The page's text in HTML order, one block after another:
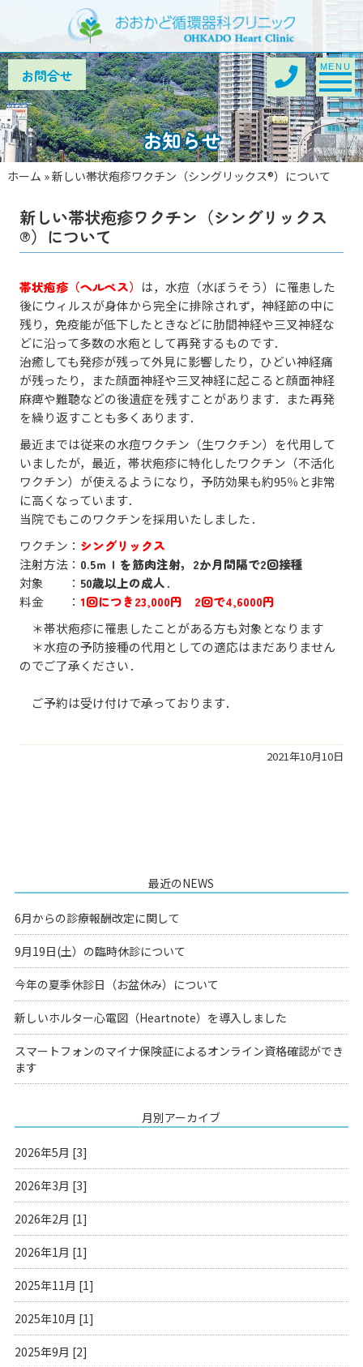
Toggle
MENU
お知らせ
ホーム »新しい帯状疱疹ワクチン（シングリックス®）について
新しい帯状疱疹ワクチン（シングリックス
®）について
帯状疱疹（ヘルペス） は，水痘（水ぼうそう）に罹患した
後にウィルスが身体から完全に排除されず，神経節の中に
残り，免疫能が低下したときなどに肋間神経や三叉神経な
どに沿って多数の水疱として再発するものです．
治癒しても発疹が残って外見に影響したり，ひどい神経痛
が残ったり，また顔面神経や三叉神経に起こると顔面神経
麻痺や難聴などの後遺症を残すことがあります．また再発
を繰り返すことも多くあります．
最近までは従来の水痘ワクチン（生ワクチン）を代用して
いましたが，最近，帯状疱疹に特化したワクチン（不活化
ワクチン）が使えるようになり，予防効果も約95％と非常
に高くなっています．
当院でもこのワクチンを採用いたしました．
ワクチン： シングリックス
注射方法： 0.5ｍｌを筋肉注射，2か月間隔で2回接種
対象 ： 50歳以上の成人．
料金 ： 1回につき23,000円 2回で4,6000円
＊帯状疱疹に罹患したことがある方も対象となります
＊水痘の予防接種の代用としての適応はまだありません
のでご了承ください．
ご予約は受け付けで承っております．
2021年10月10日
最近のNEWS
6月からの診療報酬改定に関して
9月19日(土）の臨時休診について
今年の夏季休診日（お盆休み）について
新しいホルター心電図（Heartnote）を導入しました
スマートフォンのマイナ保険証によるオンライン資格確認ができ
ます
月別アーカイブ
2026年5月 [3]
2026年3月 [3]
2026年2月 [1]
2026年1月 [1]
2025年11月 [1]
2025年10月 [1]
2025年9月 [2]